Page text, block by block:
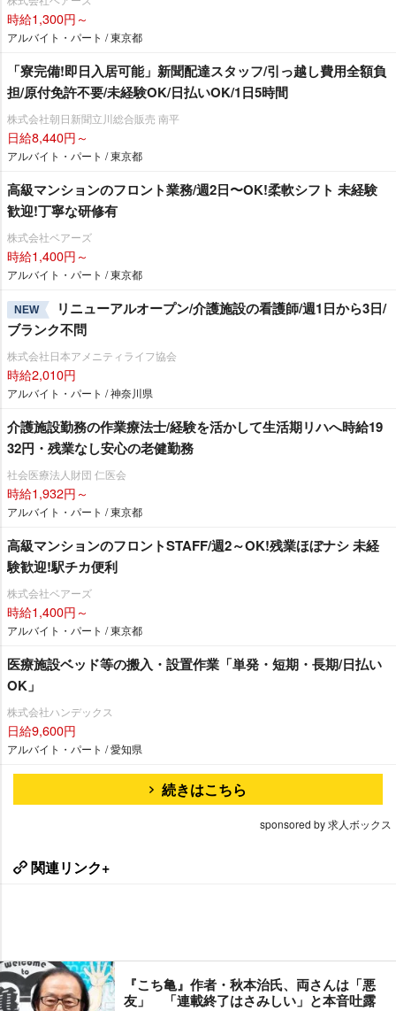
時給1,300円～
アルバイト・パート / 東京都
「寮完備!即日入居可能」新聞配達スタッフ/引っ越し費用全額負
担/原付免許不要/未経験OK/日払いOK/1日5時間
株式会社朝日新聞立川総合販売 南平
日給8,440円～
アルバイト・パート / 東京都
⾼級マンションのフロント業務/週2⽇〜OK!柔軟シフト 未経験
歓迎!丁寧な研修有
株式会社ベアーズ
時給1,400円～
アルバイト・パート / 東京都
NEW
リニューアルオープン/介護施設の看護師/週1日から3日/
ブランク不問
株式会社日本アメニティライフ協会
時給2,010円
アルバイト・パート / 神奈川県
介護施設勤務の作業療法士/経験を活かして生活期リハへ時給19
32円・残業なし安心の老健勤務
社会医療法人財団 仁医会
時給1,932円～
アルバイト・パート / 東京都
高級マンションのフロントSTAFF/週2～OK!残業ほぼナシ 未経
験歓迎!駅チカ便利
株式会社ベアーズ
時給1,400円～
アルバイト・パート / 東京都
医療施設ベッド等の搬入・設置作業「単発・短期・長期/日払い
OK」
株式会社ハンデックス
日給9,600円
アルバイト・パート / 愛知県
続きはこちら
sponsored by 求人ボックス
関連リンク+
『こち亀』作者・秋本治氏、両さんは「悪
友」 「連載終了はさみしい」と本音吐露